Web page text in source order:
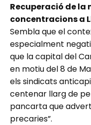
Recuperació de
concentracions a
Sembla que el
especialment
que la capital del
en motiu del 8 de
els sindicats
centenar llarg de
pancarta que
precaries”.